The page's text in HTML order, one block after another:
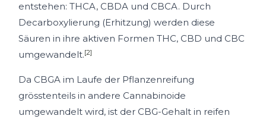
entstehen: THCA, CBDA und CBCA. Durch
Decarboxylierung (Erhitzung) werden diese
Säuren in ihre aktiven Formen THC, CBD und CBC
umgewandelt.[2]
Da CBGA im Laufe der Pflanzenreifung
grösstenteils in andere Cannabinoide
umgewandelt wird, ist der CBG-Gehalt in reifen